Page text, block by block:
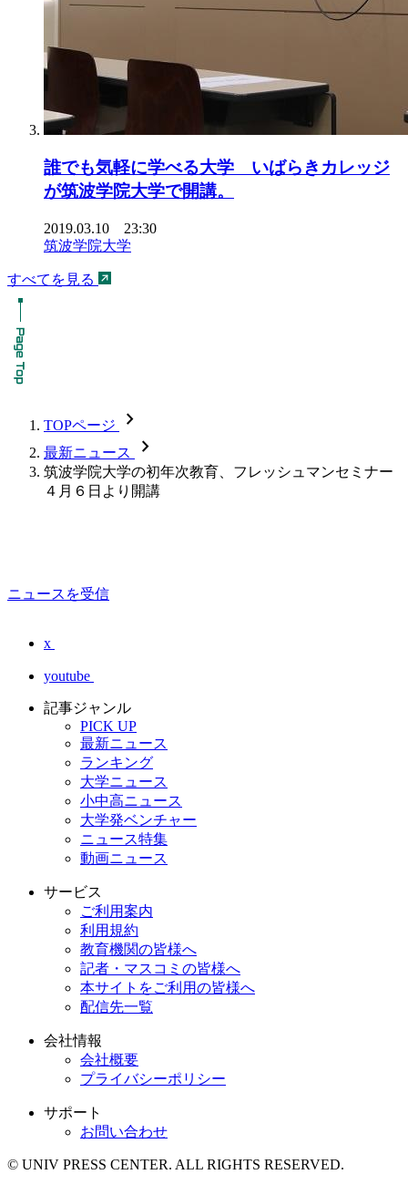
誰でも気軽に学べる大学 いばらきカレッジ
が筑波学院大学で開講。
2019.03.10 23:30
筑波学院大学
すべてを見る
TOPページ chevron_forward
最新ニュース chevron_forward
筑波学院大学の初年次教育、フレッシュマンセミナー
４月６日より開講
ニュースを受信
x
youtube
記事ジャンル
PICK UP
最新ニュース
ランキング
大学ニュース
小中高ニュース
大学発ベンチャー
ニュース特集
動画ニュース
サービス
ご利用案内
利用規約
教育機関の皆様へ
記者・マスコミの皆様へ
本サイトをご利用の皆様へ
配信先一覧
会社情報
会社概要
プライバシーポリシー
サポート
お問い合わせ
© UNIV PRESS CENTER. ALL RIGHTS RESERVED.